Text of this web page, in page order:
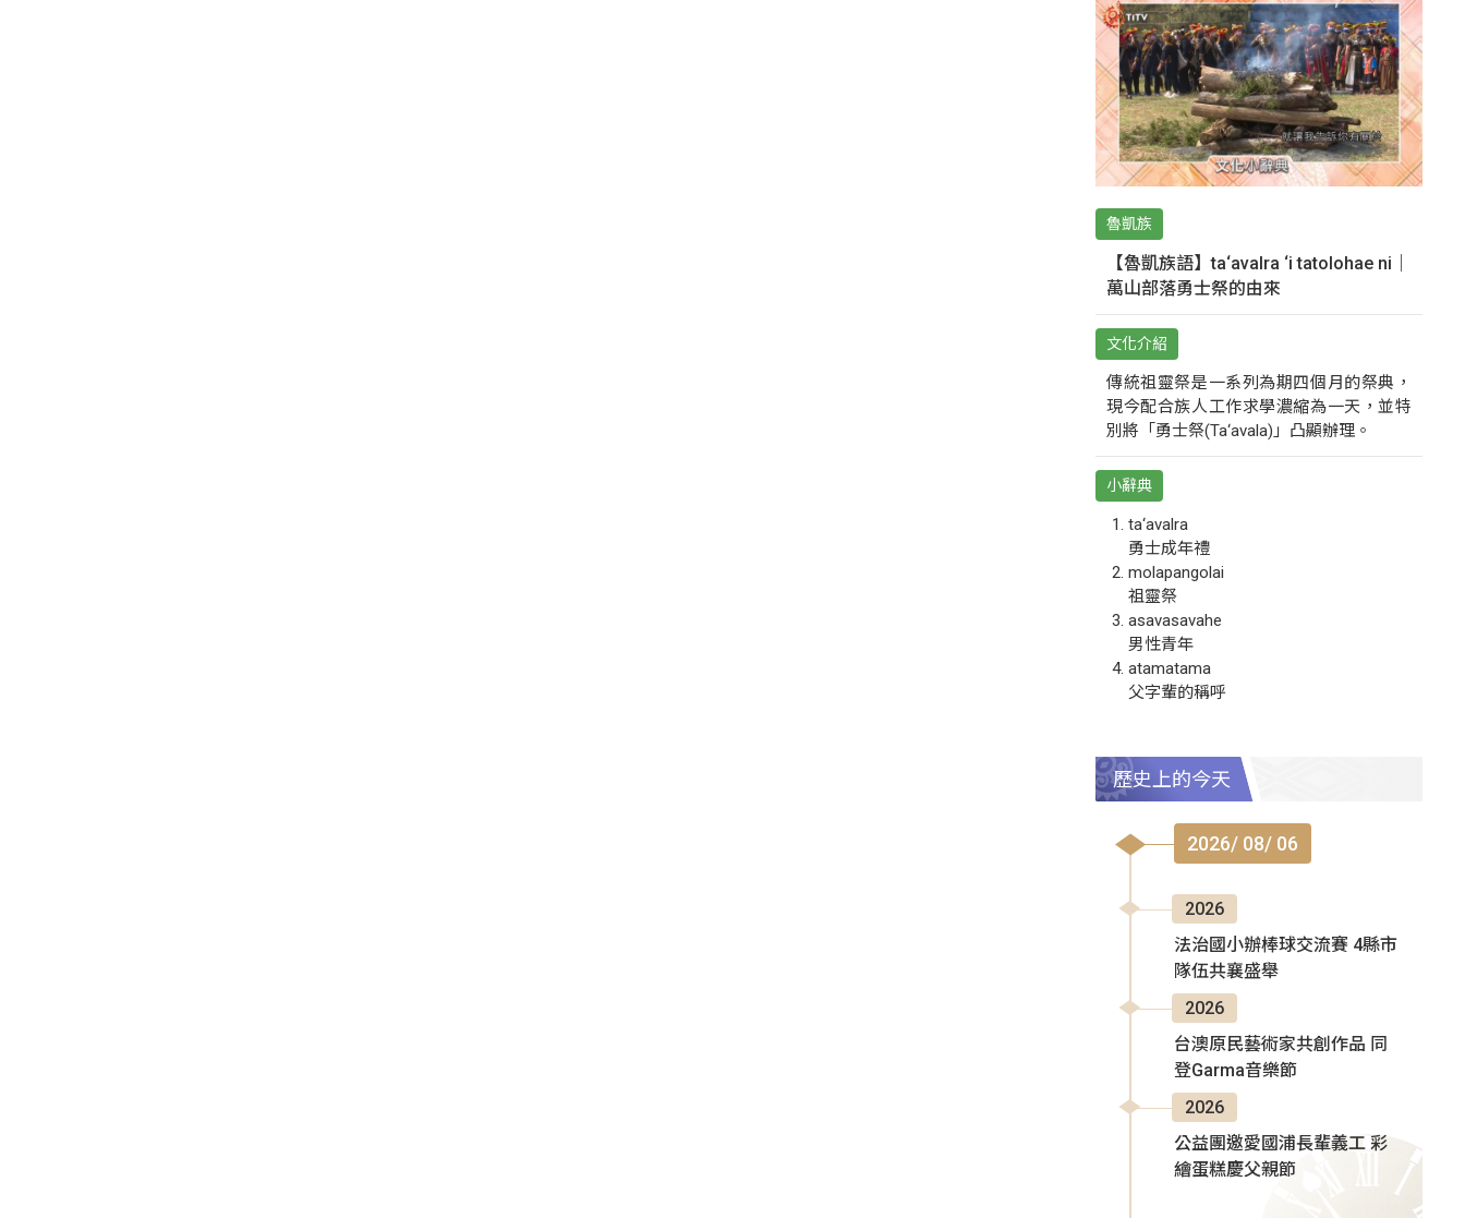
魯凱族
【魯凱族語】ta‘avalra ‘i tatolohae ni｜
萬山部落勇士祭的由來
文化介紹
傳統祖靈祭是一系列為期四個月的祭典，
現今配合族人工作求學濃縮為一天，並特
別將「勇士祭(Ta‘avala)」凸顯辦理。
小辭典
ta‘avalra
勇士成年禮
molapangolai
祖靈祭
asavasavahe
男性青年
atamatama
父字輩的稱呼
歷史上的今天
2026/ 08/ 06
2026
法治國小辦棒球交流賽 4縣市
隊伍共襄盛舉
2026
台澳原民藝術家共創作品 同
登Garma音樂節
2026
公益團邀愛國浦長輩義工 彩
繪蛋糕慶父親節